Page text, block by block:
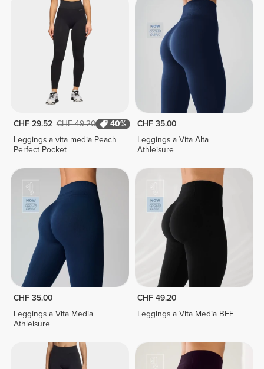
CHF 29.52 CHF 49.20
40%
Leggings a vita media Peach
Perfect Pocket
CHF 35.00
Leggings a Vita Alta
Athleisure
CHF 35.00
Leggings a Vita Media
Athleisure
CHF 49.20
Leggings a Vita Media BFF